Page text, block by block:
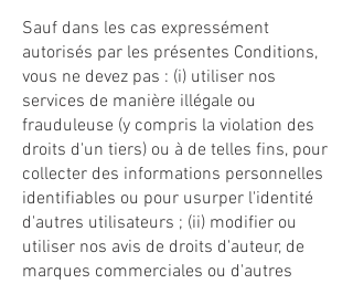
Sauf dans les cas expressément
autorisés par les présentes Conditions,
vous ne devez pas : (i) utiliser nos
services de manière illégale ou
frauduleuse (y compris la violation des
droits d'un tiers) ou à de telles fins, pour
collecter des informations personnelles
identifiables ou pour usurper l'identité
d'autres utilisateurs ; (ii) modifier ou
utiliser nos avis de droits d'auteur, de
marques commerciales ou d'autres